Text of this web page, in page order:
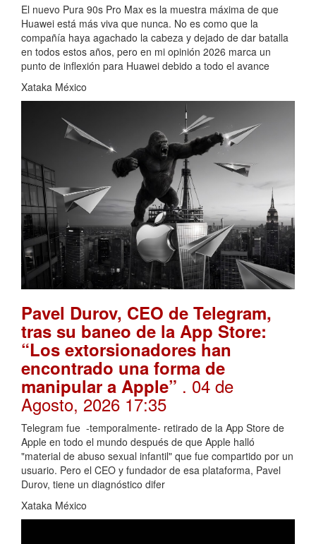
El nuevo Pura 90s Pro Max es la muestra máxima de que
Huawei está más viva que nunca. No es como que la
compañía haya agachado la cabeza y dejado de dar batalla
en todos estos años, pero en mi opinión 2026 marca un
punto de inflexión para Huawei debido a todo el avance
Xataka México
Pavel Durov, CEO de Telegram,
tras su baneo de la App Store:
“Los extorsionadores han
encontrado una forma de
manipular a Apple” . 04 de
Agosto, 2026 17:35
Telegram fue -temporalmente- retirado de la App Store de
Apple en todo el mundo después de que Apple halló
"material de abuso sexual infantil" que fue compartido por un
usuario. Pero el CEO y fundador de esa plataforma, Pavel
Durov, tiene un diagnóstico difer
Xataka México